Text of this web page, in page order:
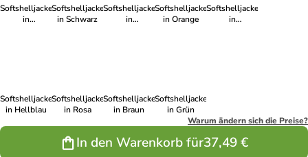
Softshelljacke
in
Softshelljacke
in Schwarz
Softshelljacke
in
Softshelljacke
in Orange
Softshelljacke
in
Softshelljacke
in Hellblau
Softshelljacke
in Rosa
Softshelljacke
in Braun
Softshelljacke
in Grün
Warum ändern sich die Preise?
In den Warenkorb für37,49 €